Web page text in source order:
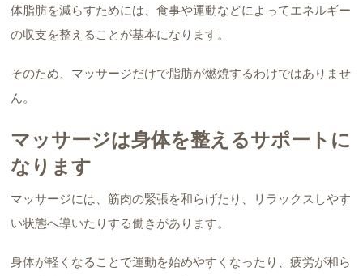
体脂肪を減らすためには、食事や運動などによってエネルギー
の収支を整えることが基本になります。
そのため、マッサージだけで脂肪が燃焼するわけではありませ
ん。
マッサージは身体を整えるサポートに
なります
マッサージには、筋肉の緊張を和らげたり、リラックスしやす
い状態へ導いたりする働きがあります。
身体が軽くなることで運動を始めやすくなったり、疲労が和ら